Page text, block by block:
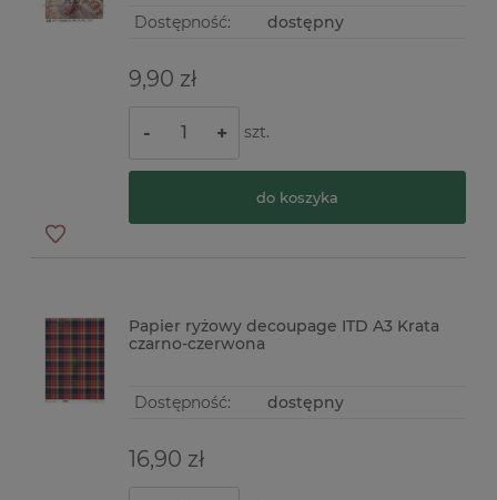
Dostępność: dostępny
9,90 zł
- + szt.
do koszyka
Papier ryżowy decoupage ITD A3 Krata
czarno-czerwona
Dostępność: dostępny
16,90 zł